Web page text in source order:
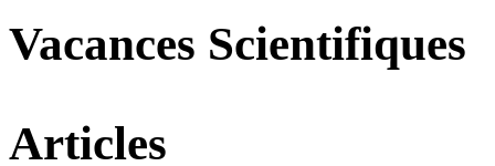
Vacances Scientifiques
Articles